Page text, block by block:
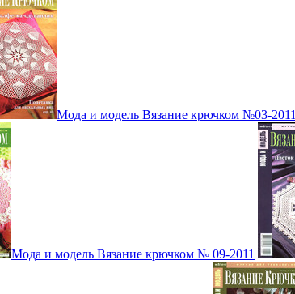
Мода и модель Вязание крючком №03-2011
Мода и модель Вязание крючком № 09-2011